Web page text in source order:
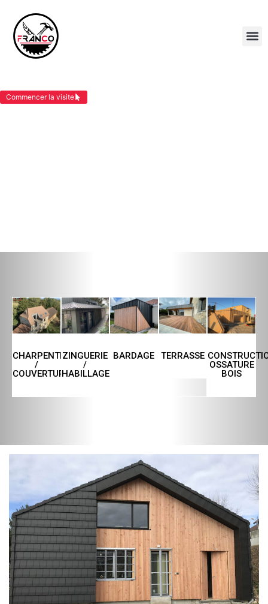
Commencer la visite
CHARPENTE
/
COUVERTURE
ZINGUERIE
/
HABILLAGE
BARDAGE TERRASSE
OSSATURE
BOIS